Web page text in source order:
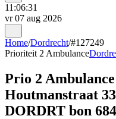
11:06:31
vr 07 aug 2026
Home/Dordrecht/#127249
Prioriteit 2 Ambulance
Prio 2
Houtmanstraat
DORDRT bon